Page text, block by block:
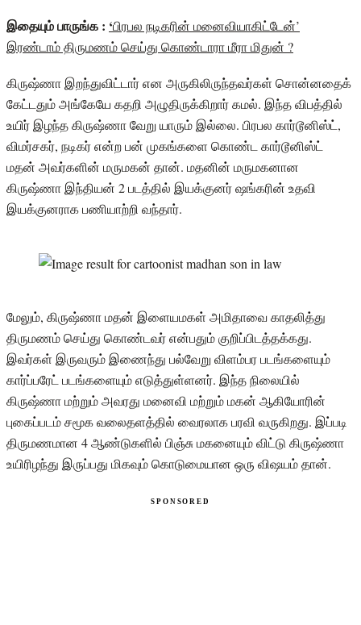
இதையும் பாருங்க : ‘பிரபல நடிகரின் மனைவியாகிட்டேன்’
இரண்டாம் திருமணம் செய்து கொண்டாரா மீரா மிதுன் ?
கிருஷ்ணா இறந்துவிட்டார் என அருகிலிருந்தவர்கள் சொன்னதைக்
கேட்டதும் அங்கேயே கதறி அழுதிருக்கிறார் கமல். இந்த விபத்தில்
உயிர் இழந்த கிருஷ்ணா வேறு யாரும் இல்லை. பிரபல கார்டூனிஸ்ட்,
விமர்சகர், நடிகர் என்ற பன் முகங்களை கொண்ட கார்டூனிஸ்ட்
மதன் அவர்களின் மருமகன் தான். மதனின் மருமகனான
கிருஷ்ணா இந்தியன் 2 படத்தில் இயக்குனர் ஷங்கரின் உதவி
இயக்குனராக பணியாற்றி வந்தார்.
மேலும், கிருஷ்ணா மதன் இளையமகள் அமிதாவை காதலித்து
திருமணம் செய்து கொண்டவர் என்பதும் குறிப்பிடத்தக்கது.
இவர்கள் இருவரும் இணைந்து பல்வேறு விளம்பர படங்களையும்
கார்ப்பரேட் படங்களையும் எடுத்துள்ளனர். இந்த நிலையில்
கிருஷ்ணா மற்றும் அவரது மனைவி மற்றும் மகன் ஆகியோரின்
புகைப்படம் சமூக வலைதளத்தில் வைரலாக பரவி வருகிறது. இப்படி
திருமணமான 4 ஆண்டுகளில் பிஞ்சு மகனையும் விட்டு கிருஷ்ணா
உயிரிழந்து இருப்பது மிகவும் கொடுமையான ஒரு விஷயம் தான்.